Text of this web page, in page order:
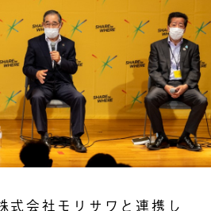
式会社モリサワと連携し